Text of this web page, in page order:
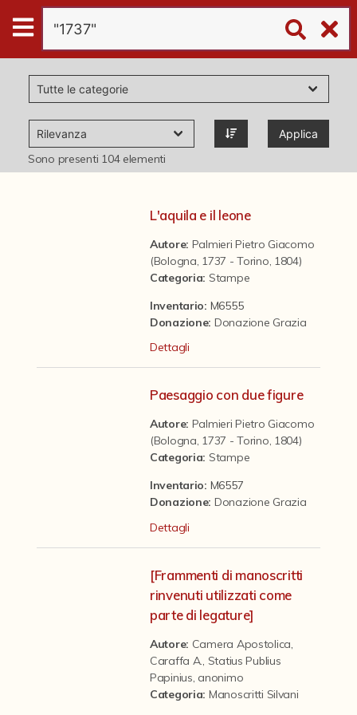
Digital
Humanities
Donazioni
Pubblicazioni
Il progetto Digital Humanities
Applica
Sono presenti 104elementi
L'aquila e il leone
Autore: Palmieri Pietro Giacomo
(Bologna, 1737 - Torino, 1804)
Categoria: Stampe
Inventario: M6555
Donazione: Donazione Grazia
Dettagli
Paesaggio con due figure
Autore: Palmieri Pietro Giacomo
(Bologna, 1737 - Torino, 1804)
Categoria: Stampe
Inventario: M6557
Donazione: Donazione Grazia
Dettagli
[Frammenti di manoscritti
rinvenuti utilizzati come
parte di legature]
Autore: Camera Apostolica
Caraffa A. Statius Publius
Papinius anonimo
Categoria: Manoscritti Silvani